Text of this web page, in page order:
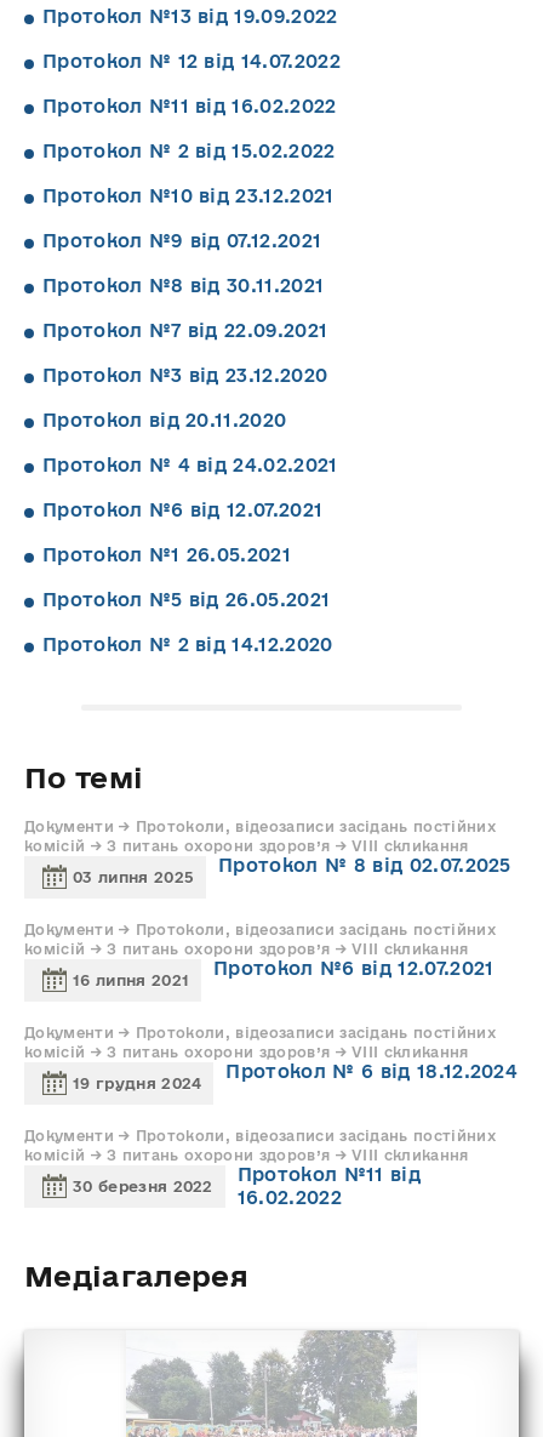
Протокол №13 від 19.09.2022
Протокол № 12 від 14.07.2022
Протокол №11 від 16.02.2022
Протокол № 2 від 15.02.2022
Протокол №10 від 23.12.2021
Протокол №9 від 07.12.2021
Протокол №8 від 30.11.2021
Протокол №7 від 22.09.2021
Протокол №3 від 23.12.2020
Протокол від 20.11.2020
Протокол № 4 від 24.02.2021
Протокол №6 від 12.07.2021
Протокол №1 26.05.2021
Протокол №5 від 26.05.2021
Протокол № 2 від 14.12.2020
По темі
Документи → Протоколи, відеозаписи засідань постійних
комісій → З питань охорони здоров’я → VIII скликання
03 липня 2025
Протокол № 8 від 02.07.2025
Документи → Протоколи, відеозаписи засідань постійних
комісій → З питань охорони здоров’я → VIII скликання
16 липня 2021
Протокол №6 від 12.07.2021
Документи → Протоколи, відеозаписи засідань постійних
комісій → З питань охорони здоров’я → VIII скликання
19 грудня 2024
Протокол № 6 від 18.12.2024
Документи → Протоколи, відеозаписи засідань постійних
комісій → З питань охорони здоров’я → VIII скликання
30 березня 2022
Протокол №11 від
16.02.2022
Медіагалерея